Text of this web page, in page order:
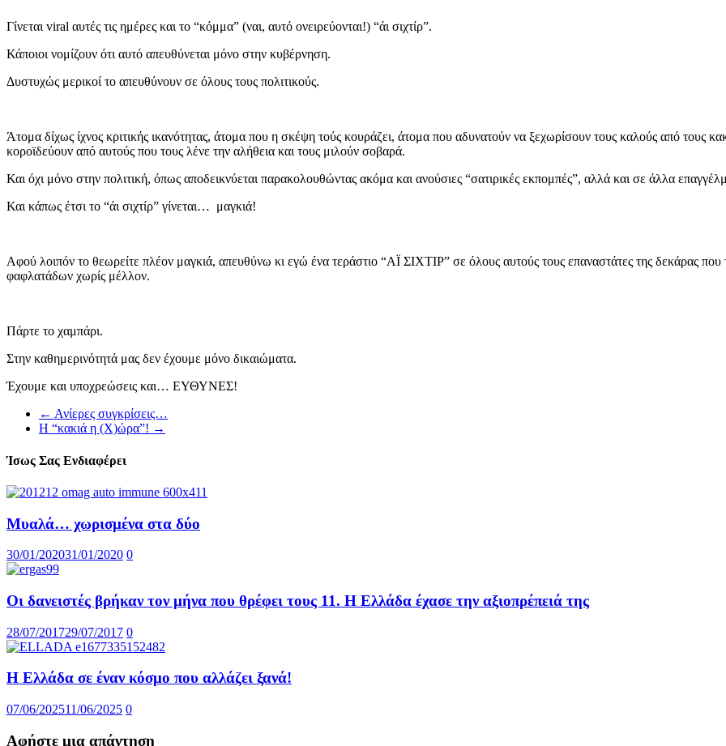
Γίνεται viral αυτές τις ημέρες και το “κόμμα” (ναι, αυτό ονειρεύονται!) “άι σιχτίρ”.
Κάποιοι νομίζουν ότι αυτό απευθύνεται μόνο στην κυβέρνηση.
Δυστυχώς μερικοί το απευθύνουν σε όλους τους πολιτικούς.
Άτομα δίχως ίχνος κριτικής ικανότητας, άτομα που η σκέψη τούς κουράζει, άτομα που αδυνατούν να ξεχωρίσουν τους καλούς από τους
κοροϊδεύουν από αυτούς που τους λένε την αλήθεια και τους μιλούν σοβαρά.
Και όχι μόνο στην πολιτική, όπως αποδεικνύεται παρακολουθώντας ακόμα και ανούσιες “σατιρικές εκπομπές”, αλλά και σε άλλα
Και κάπως έτσι το “άι σιχτίρ” γίνεται… μαγκιά!
Αφού λοιπόν το θεωρείτε πλέον μαγκιά, απευθύνω κι εγώ ένα τεράστιο “ΑΪ ΣΙΧΤΙΡ” σε όλους αυτούς τους επαναστάτες της δεκάρας
φαφλατάδων χωρίς μέλλον.
Πάρτε το χαμπάρι.
Στην καθημερινότητά μας δεν έχουμε μόνο δικαιώματα.
Έχουμε και υποχρεώσεις και… ΕΥΘΥΝΕΣ!
← Ανίερες συγκρίσεις…
Η “κακιά η (Χ)ώρα”! →
Ίσως Σας Ενδιαφέρει
Μυαλά… χωρισμένα στα δύο
30/01/202031/01/2020 0
Οι δανειστές βρήκαν τον μήνα που θρέφει τους 11. Η Ελλάδα έχασε την αξιοπρέπειά της
28/07/201729/07/2017 0
Η Ελλάδα σε έναν κόσμο που αλλάζει ξανά!
07/06/202511/06/2025 0
Αφήστε μια απάντηση